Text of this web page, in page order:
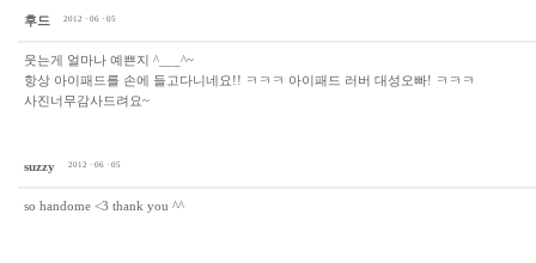
후드 2012 · 06 · 05
웃는게 얼마나 예쁜지 ^___^~
항상 아이패드를 손에 들고다니네요!! ㅋㅋㅋ 아이패드 러버 대성오빠! ㅋㅋㅋ
사진너무감사드려요~
suzzy 2012 · 06 · 05
so handome <3 thank you ^^